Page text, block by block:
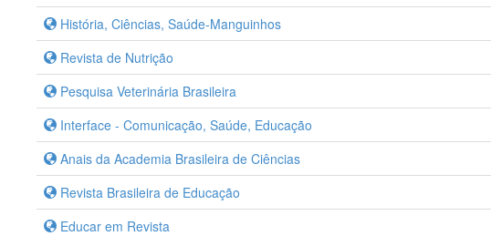
História, Ciências, Saúde-Manguinhos
Revista de Nutrição
Pesquisa Veterinária Brasileira
Interface - Comunicação, Saúde, Educação
Anais da Academia Brasileira de Ciências
Revista Brasileira de Educação
Educar em Revista